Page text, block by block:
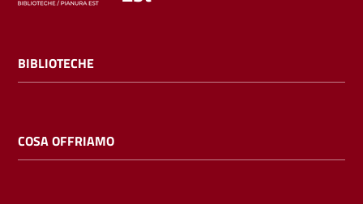
Calendario
Online
BIBLIOTECHE
COSA OFFRIAMO